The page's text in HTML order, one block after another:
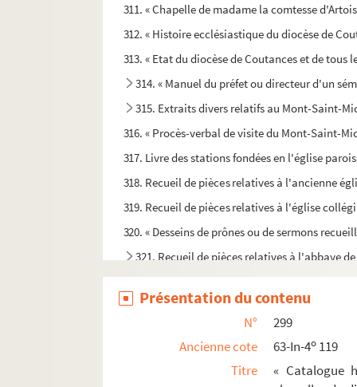
311. « Chapelle de madame la comtesse
312. « Histoire ecclésiastique du diocèse de
313. « Etat du diocèse de Coutances et de
314. « Manuel du préfet ou directeur d'un
315. Extraits divers relatifs au Mont-Saint-
316. « Procès-verbal de visite du Mont-Saint-
317. Livre des stations fondées en l'église
318. Recueil de pièces relatives à l'ancienne
319. Recueil de pièces relatives à l'église
320. « Desseins de prônes ou de sermons
321. Recueil de pièces relatives à l'abbaye
322. Rentes et revenus de l'abbaye de Saint-
323. « Mémoires historiques sur l'abbaye
324. Abrégé chronologique de l'histoire de
325. « Abrégé chronologique de l'histoire de
326. « Les justes ressentiments de l'Ordre
Présentation du contenu
N°
299
Ancienne cote
63-In-4o 119
Titre
« Catalogue